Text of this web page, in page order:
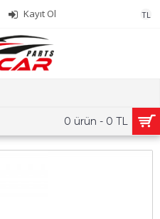
TL
Kayıt Ol
0 ürün - 0 TL